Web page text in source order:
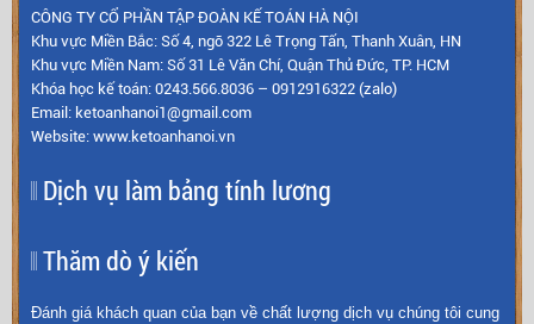
CÔNG TY CỔ PHẦN TẬP ĐOÀN KẾ TOÁN HÀ NỘI
Khu vực Miền Bắc: Số 4, ngõ 322 Lê Trọng Tấn, Thanh Xuân, HN
Khu vực Miền Nam: Số 31 Lê Văn Chí, Quận Thủ Đức, TP. HCM
Khóa học kế toán: 0243.566.8036 – 0912916322 (zalo)
Email: ketoanhanoi1@gmail.com
Website: www.ketoanhanoi.vn
Dịch vụ làm bảng tính lương
Thăm dò ý kiến
Đánh giá khách quan của bạn về chất lượng dịch vụ chúng tôi cung